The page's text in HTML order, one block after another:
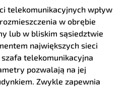
telekomunikacyjnych wpływ
w obrębie
lub w bliskim sąsiedztwie
największych sieci
telekomunikacyjna
pozwalają na jej
Zwykle zapewnia